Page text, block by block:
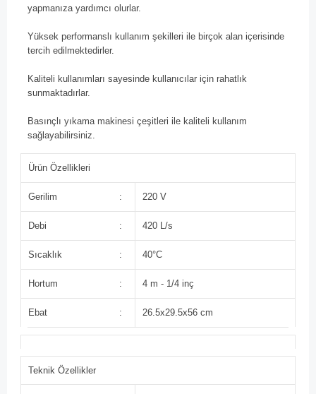
yapmanıza yardımcı olurlar.
Yüksek performanslı kullanım şekilleri ile birçok alan içerisinde
tercih edilmektedirler.
Kaliteli kullanımları sayesinde kullanıcılar için rahatlık
sunmaktadırlar.
Basınçlı yıkama makinesi çeşitleri ile kaliteli kullanım
sağlayabilirsiniz.
Ürün Özellikleri
Gerilim : 220 V
Debi : 420 L/s
Sıcaklık : 40°C
Hortum : 4 m - 1/4 inç
Ebat : 26.5x29.5x56 cm
Teknik Özellikler